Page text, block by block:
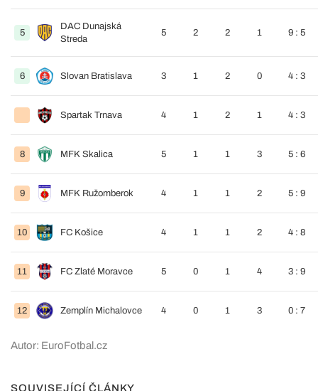
5
DAC Dunajská
Streda
5 2 2 1 9 : 5
6 Slovan Bratislava 3 1 2 0 4 : 3
Spartak Trnava 4 1 2 1 4 : 3
8 MFK Skalica 5 1 1 3 5 : 6
9 MFK Ružomberok 4 1 1 2 5 : 9
10 FC Košice 4 1 1 2 4 : 8
11 FC Zlaté Moravce 5 0 1 4 3 : 9
12 Zemplín Michalovce 4 0 1 3 0 : 7
Autor: EuroFotbal.cz
SOUVISEJÍCÍ ČLÁNKY